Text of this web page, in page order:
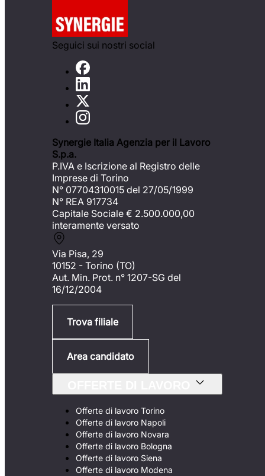
Seguici sui nostri social
Synergie Italia Agenzia per il Lavoro
S.p.a.
P.IVA e Iscrizione al Registro delle
Imprese di Torino
N° 07704310015 del 27/05/1999
N° REA 917734
Capitale Sociale € 2.500.000,00
interamente versato
Via Pisa, 29
10152 - Torino (TO)
Aut. Min. Prot. n° 1207-SG del
16/12/2004
Trova filiale
Area candidato
Offerte di lavoro Torino
Offerte di lavoro Napoli
Offerte di lavoro Novara
Offerte di lavoro Bologna
Offerte di lavoro Siena
Offerte di lavoro Modena